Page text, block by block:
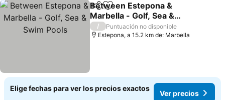
CompartirAgregar a favoritos
Between Estepona &
Marbella - Golf, Sea &
Swim Pools
/
Puntuación no disponible
Estepona, a 15.2 km de: Marbella
Elige fechas para ver los precios exactos
Ver precios